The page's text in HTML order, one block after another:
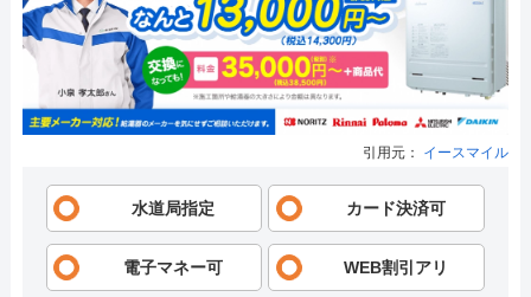
引用元： イースマイル
水道局指定 カード決済可
電子マネー可 WEB割引アリ